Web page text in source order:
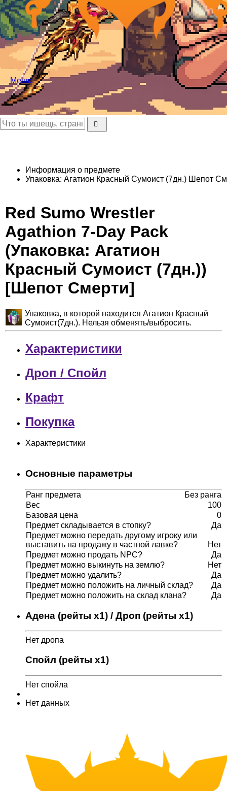
Меню
Информация о предмете
Упаковка: Агатион Красный Сумоист (7дн.) Шепот
Red Sumo Wrestler
Agathion 7-Day Pack
(Упаковка: Агатион
Красный Сумоист (7дн.))
[Шепот Смерти]
Упаковка, в которой находится Агатион Красный
Сумоист(7дн.). Нельзя обменять/выбросить.
Характеристики
Дроп / Спойл
Крафт
Покупка
Характеристики
Основные параметры
Ранг предмета
Без ранга
Вес
100
Базовая цена
0
Предмет складывается в стопку?
Да
Предмет можно передать другому игроку или
выставить на продажу в частной лавке?
Нет
Предмет можно продать NPC?
Да
Предмет можно выкинуть на землю?
Нет
Предмет можно удалить?
Да
Предмет можно положить на личный склад?
Да
Предмет можно положить на склад клана?
Да
Адена (рейты x1) / Дроп (рейты x1)
Нет дропа
Спойл (рейты x1)
Нет спойла
Нет данных